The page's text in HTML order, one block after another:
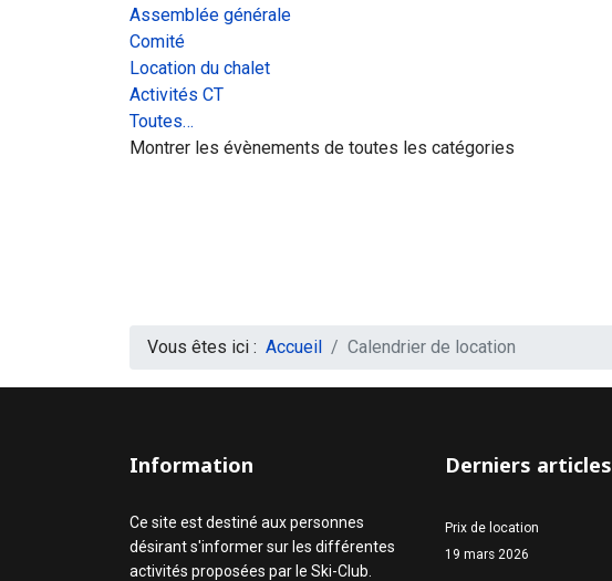
Assemblée générale
Comité
Location du chalet
Activités CT
Toutes…
Montrer les évènements de toutes les catégories
Vous êtes ici : Accueil Calendrier de location
Information
Ce site est destiné aux personnes
désirant s'informer sur les différentes
activités proposées par le Ski-Club.
Derniers articles
Prix de location
19 mars 2026